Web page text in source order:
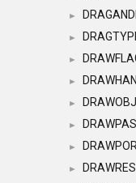
►
►
►
►
►
►
►
►